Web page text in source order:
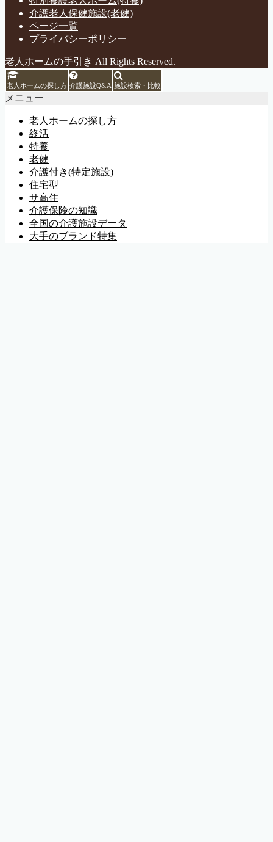
介護老人保健施設(老健)
ページ一覧
プライバシーポリシー
老人ホームの手引き All Rights Reserved.
老人ホームの探し方 介護施設Q&A 施設検索・比較
メニュー
老人ホームの探し方
終活
特養
老健
介護付き(特定施設)
住宅型
サ高住
介護保険の知識
全国の介護施設データ
大手のブランド特集